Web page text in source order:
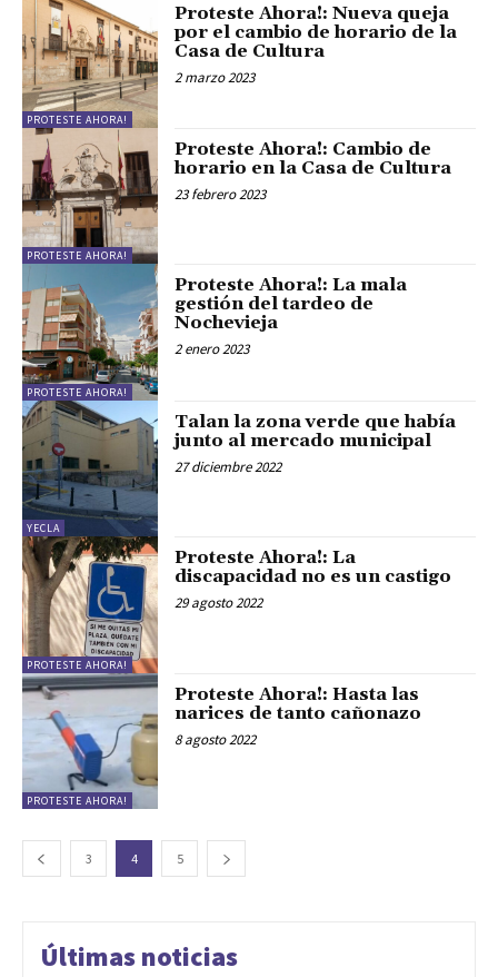
PROTESTE AHORA!
Proteste Ahora!: Nueva queja
por el cambio de horario de la
Casa de Cultura
2 marzo 2023
PROTESTE AHORA!
Proteste Ahora!: Cambio de
horario en la Casa de Cultura
23 febrero 2023
PROTESTE AHORA!
Proteste Ahora!: La mala
gestión del tardeo de
Nochevieja
2 enero 2023
YECLA
Talan la zona verde que había
junto al mercado municipal
27 diciembre 2022
PROTESTE AHORA!
Proteste Ahora!: La
discapacidad no es un castigo
29 agosto 2022
PROTESTE AHORA!
Proteste Ahora!: Hasta las
narices de tanto cañonazo
8 agosto 2022
3 4 5
Últimas noticias